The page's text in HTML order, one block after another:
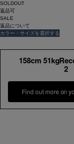
SOLDOUT
返品可
SALE
返品について
カラー・サイズを選択する
158cm
2
Find out more on